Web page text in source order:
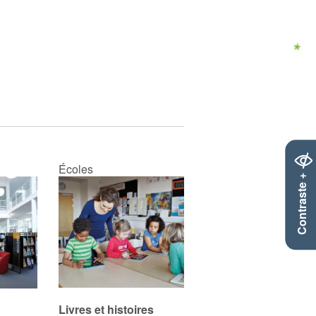
Contraste +
Écoles
Livres et histoires